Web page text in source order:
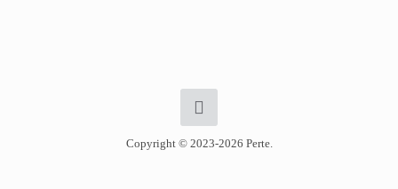
Copyright © 2023-2026 Perte.